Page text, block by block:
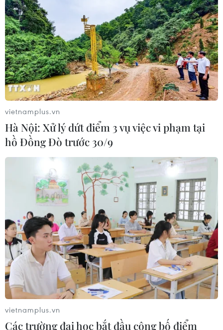
vietnamplus.vn
Hà Nội: Xử lý dứt điểm 3 vụ việc vi phạm tại
hồ Đồng Đò trước 30/9
vietnamplus.vn
Các trường đại học bắt đầu công bố điểm